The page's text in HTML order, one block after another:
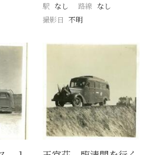
駅 なし 路線 なし
撮影日 不明